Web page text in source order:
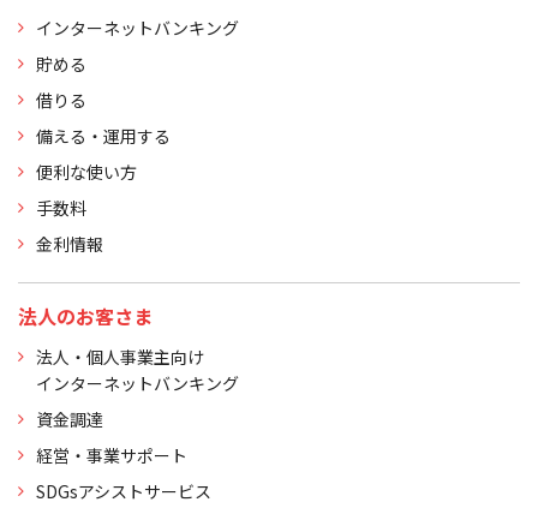
インターネットバンキング
貯める
借りる
備える・運用する
便利な使い方
手数料
金利情報
法人のお客さま
法人・個人事業主向け
インターネットバンキング
資金調達
経営・事業サポート
SDGsアシストサービス